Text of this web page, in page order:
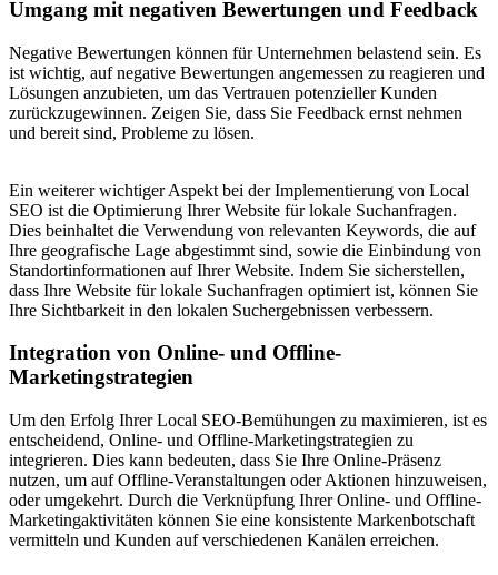
Umgang mit negativen Bewertungen und Feedback
Negative Bewertungen können für Unternehmen belastend sein. Es
ist wichtig, auf negative Bewertungen angemessen zu reagieren und
Lösungen anzubieten, um das Vertrauen potenzieller Kunden
zurückzugewinnen. Zeigen Sie, dass Sie Feedback ernst nehmen
und bereit sind, Probleme zu lösen.
Ein weiterer wichtiger Aspekt bei der Implementierung von Local
SEO ist die Optimierung Ihrer Website für lokale Suchanfragen.
Dies beinhaltet die Verwendung von relevanten Keywords, die auf
Ihre geografische Lage abgestimmt sind, sowie die Einbindung von
Standortinformationen auf Ihrer Website. Indem Sie sicherstellen,
dass Ihre Website für lokale Suchanfragen optimiert ist, können Sie
Ihre Sichtbarkeit in den lokalen Suchergebnissen verbessern.
Integration von Online- und Offline-
Marketingstrategien
Um den Erfolg Ihrer Local SEO-Bemühungen zu maximieren, ist es
entscheidend, Online- und Offline-Marketingstrategien zu
integrieren. Dies kann bedeuten, dass Sie Ihre Online-Präsenz
nutzen, um auf Offline-Veranstaltungen oder Aktionen hinzuweisen,
oder umgekehrt. Durch die Verknüpfung Ihrer Online- und Offline-
Marketingaktivitäten können Sie eine konsistente Markenbotschaft
vermitteln und Kunden auf verschiedenen Kanälen erreichen.